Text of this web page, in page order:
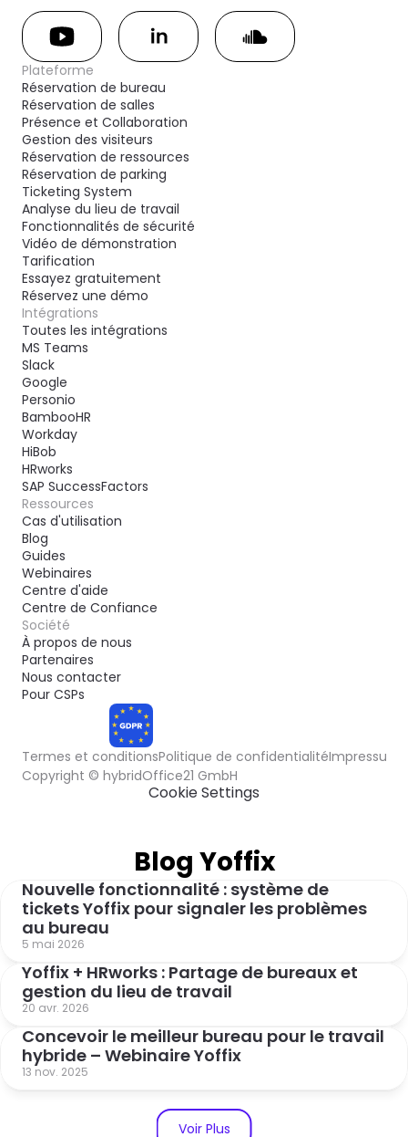
Blog Yoffix
Nouvelle fonctionnalité : système de
tickets Yoffix pour signaler les problèmes
au bureau
5 mai 2026
Yoffix + HRworks : Partage de bureaux et
gestion du lieu de travail
20 avr. 2026
Concevoir le meilleur bureau pour le travail
hybride – Webinaire Yoffix
13 nov. 2025
Voir Plus
Plateforme
Réservation de bureau
Réservation de salles
Présence et Collaboration
Gestion des visiteurs
Réservation de ressources
Réservation de parking
Ticketing System
Analyse du lieu de travail
Fonctionnalités de sécurité
Vidéo de démonstration
Tarification
Essayez gratuitement
Réservez une démo
Intégrations
Toutes les intégrations
MS Teams
Slack
Google
Personio
BambooHR
Workday
HiBob
HRworks
SAP SuccessFactors
Ressources
Cas d'utilisation
Blog
Guides
Webinaires
Centre d'aide
Centre de Confiance
Société
À propos de nous
Partenaires
Nous contacter
Pour CSPs
COMPLIANT
Termes et conditionsPolitique de confidentialitéImpressum
Cookie Settings